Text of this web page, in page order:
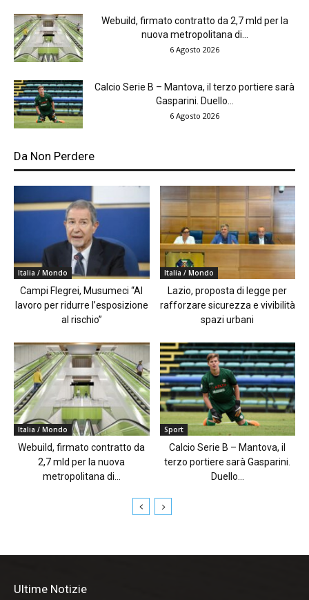
Webuild, firmato contratto da 2,7 mld per la
nuova metropolitana di...
6 Agosto 2026
Calcio Serie B – Mantova, il terzo portiere sarà
Gasparini. Duello...
6 Agosto 2026
Da Non Perdere
Italia / Mondo
Campi Flegrei, Musumeci “Al
lavoro per ridurre l’esposizione
al rischio”
Italia / Mondo
Lazio, proposta di legge per
rafforzare sicurezza e vivibilità
spazi urbani
Italia / Mondo
Webuild, firmato contratto da
2,7 mld per la nuova
metropolitana di...
Sport
Calcio Serie B – Mantova, il
terzo portiere sarà Gasparini.
Duello...
Ultime Notizie